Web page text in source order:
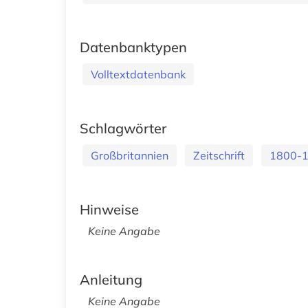
Datenbanktypen
Volltextdatenbank
Schlagwörter
Großbritannien Zeitschrift 1800-
Hinweise
Keine Angabe
Anleitung
Keine Angabe